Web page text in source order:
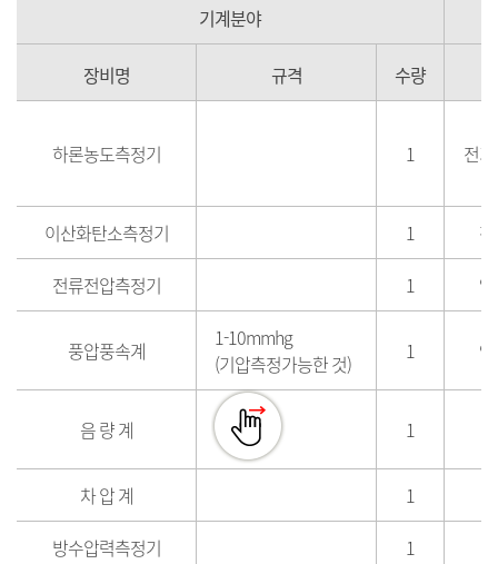
기계분야
장비명 규격 수량
하론농도측정기 1 전
이산화탄소측정기 1
전류전압측정기
1
풍압풍속계
1-10mmhg
(기압측정가능한 것)
1
음 량 계 1
차 압 계
1
방수압력측정기
1